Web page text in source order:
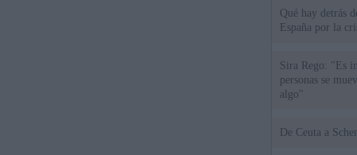
Qué hay detrás
España por la
Sira Rego: "Es
personas se
algo"
De